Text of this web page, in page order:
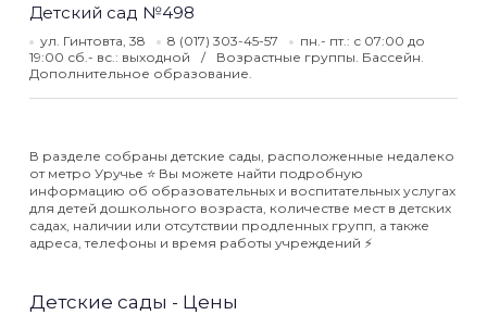
Детский сад №498
ул. Гинтовта, 38 8 (017) 303-45-57
пн.- пт.: с 07:00 до
19:00 сб.- вс.: выходной
Возрастные группы. Бассейн.
Дополнительное образование.
В разделе собраны детские сады, расположенные недалеко
от метро Уручье ⭐️ Вы можете найти подробную
информацию об образовательных и воспитательных услугах
для детей дошкольного возраста, количестве мест в детских
садах, наличии или отсутствии продленных групп, а также
адреса, телефоны и время работы учреждений ⚡️
Детские сады - Цены